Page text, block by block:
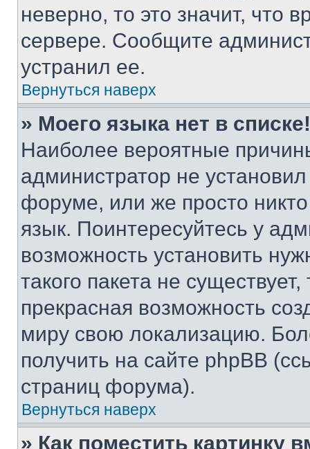
неверно, то это значит, что
сервере. Сообщите
устранил ее.
Вернуться наверх
» Моего языка нет в списке!
Наиболее вероятные
администратор не
форуме, или же просто
язык. Поинтересуйтесь у
возможность установить
такого пакета не
прекрасная возможность
миру свою локализацию.
получить на сайте phpBB
страниц форума).
Вернуться наверх
» Как поместить картинку